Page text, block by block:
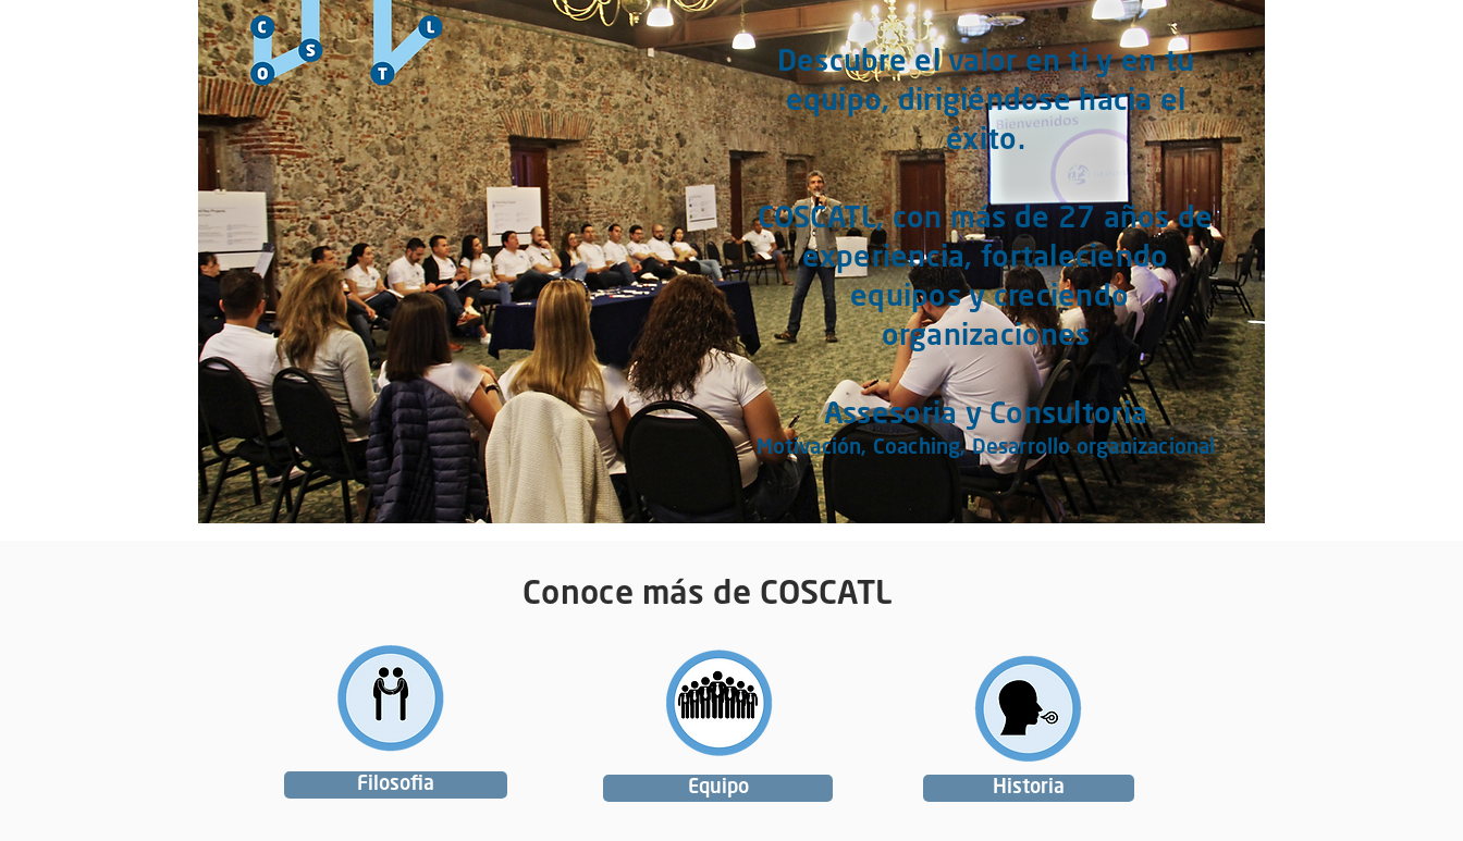
Descubre el valor en ti y en tu
equipo, dirigiéndose hacia el
éxito.
COSCATL,con más de 27 años de
experiencia, fortaleciendo
equipos y creciendo
organizaciones
Assesoria y Consultoria
Motivación, Coaching, Desarrollo organizacional
Conoce más de COSCATL
Filosofia Equipo Historia